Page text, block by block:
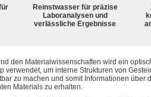
Reinstwasser für präzise
Laboranalysen und
verlässliche Ergebnisse
den Materialwissenschaften wird ein
verwendet, um interne Strukturen von
zu machen und somit Informationen über
Materials zu erhalten.